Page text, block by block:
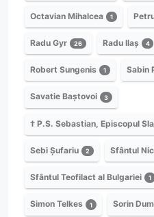
Octavian Mihalcea 1
Radu Gyr 26 Radu Ilaș 4
Robert Sungenis 1 Sabin
Savatie Baștovoi 3
† P.S. Sebastian, Episcopul
Sebi Șufariu 2 Sfântul
Sfântul Teofilact al Bulgariei 1
Simon Telkes 1 Sorin